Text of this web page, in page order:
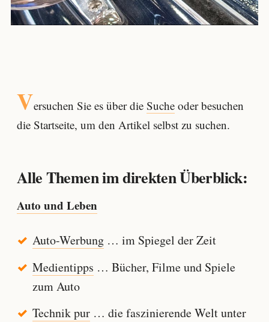
Versuchen Sie es über die Sucheoder besuchen
die Startseite, um den Artikel selbst zu suchen.
Alle Themen im direkten Überblick:
Auto und Leben
Auto-Werbung… im Spiegel der Zeit
Medientipps … Bücher, Filme und Spiele
zum Auto
Technik pur… die faszinierende Welt unter